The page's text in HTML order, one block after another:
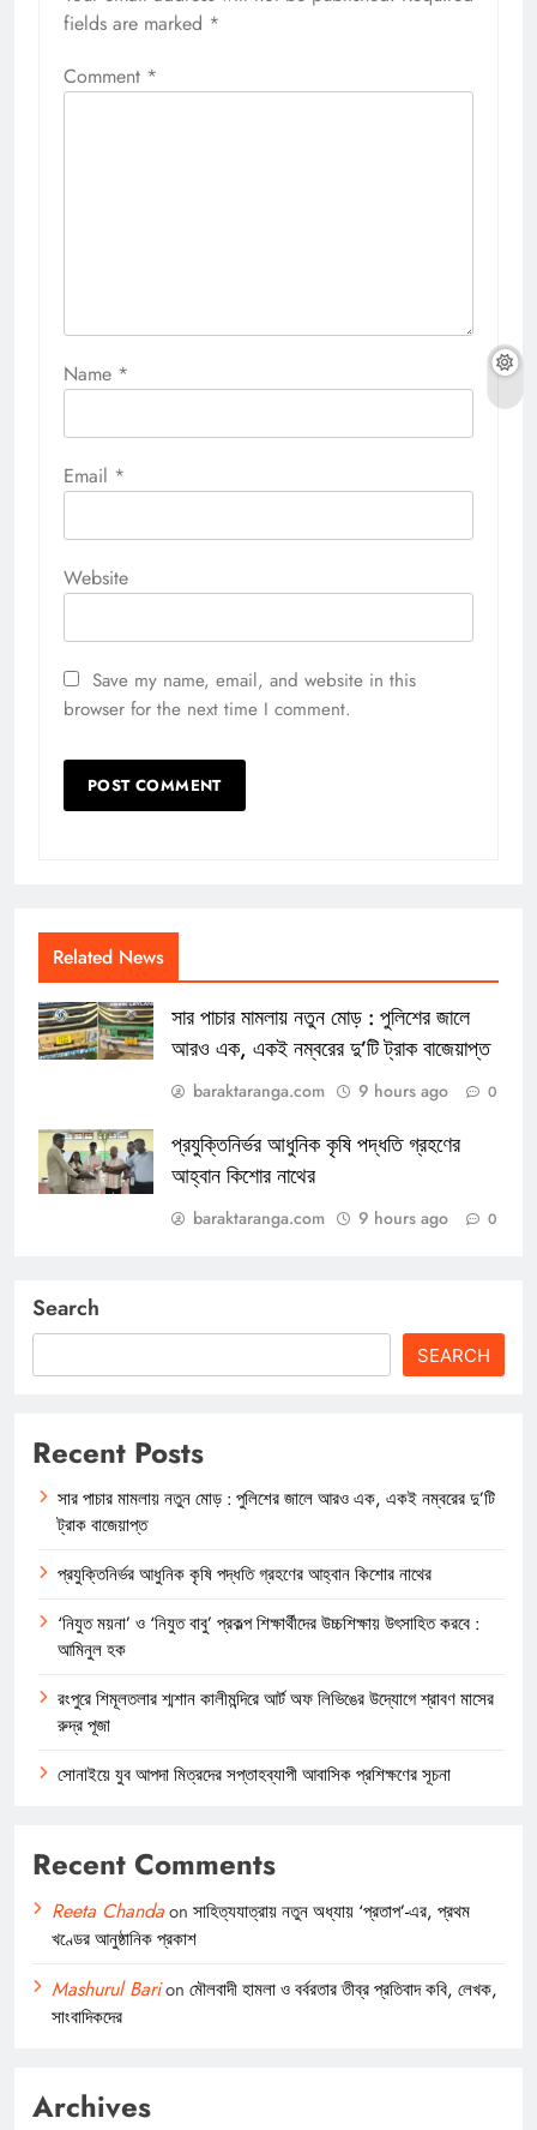
fields are marked *
Comment *
Name *
Email *
Website
Save my name, email, and website in this
browser for the next time I comment.
Related News
সার পাচার মামলায় নতুন মোড় : পুলিশের জালে
আরও এক, একই নম্বরের দু’টি ট্রাক বাজেয়াপ্ত
baraktaranga.com 9 hours ago 0
প্রযুক্তিনির্ভর আধুনিক কৃষি পদ্ধতি গ্রহণের
আহ্বান কিশোর নাথের
baraktaranga.com 9 hours ago 0
Search
SEARCH
Recent Posts
সার পাচার মামলায় নতুন মোড় : পুলিশের জালে আরও এক, একই নম্বরের দু’টি
ট্রাক বাজেয়াপ্ত
প্রযুক্তিনির্ভর আধুনিক কৃষি পদ্ধতি গ্রহণের আহ্বান কিশোর নাথের
‘নিযুত ময়না’ ও ‘নিযুত বাবু’ প্রকল্প শিক্ষার্থীদের উচ্চশিক্ষায় উৎসাহিত করবে :
আমিনুল হক
রংপুরে শিমূলতলার শ্মশান কালীমন্দিরে আর্ট অফ লিভিঙের উদ্যোগে শ্রাবণ মাসের
রুদ্র পূজা
সোনাইয়ে যুব আপদা মিত্রদের সপ্তাহব্যাপী আবাসিক প্রশিক্ষণের সূচনা
Recent Comments
Reeta Chandaon সাহিত্যযাত্রায় নতুন অধ্যায় ‘প্রতাপ’-এর, প্রথম
খণ্ডের আনুষ্ঠানিক প্রকাশ
Mashurul Barion মৌলবাদী হামলা ও বর্বরতার তীব্র প্রতিবাদ কবি, লেখক,
সাংবাদিকদের
Archives